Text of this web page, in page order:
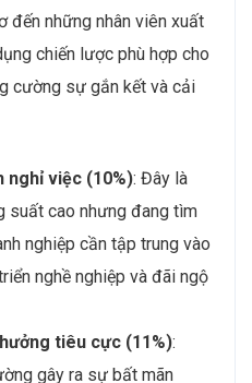
đến những nhân viên xuất
chiến lược phù hợp cho
cường sự gắn kết và cải
nghỉ việc (10%): Đây là
suất cao nhưng đang tìm
nghiệp cần tập trung vào
nghề nghiệp và đãi ngộ
tiêu cực (11%):
gây ra sự bất mãn